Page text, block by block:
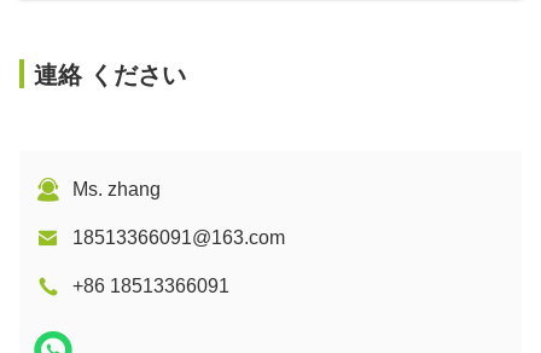
連絡 ください
Ms. zhang
18513366091@163.com
+86 18513366091